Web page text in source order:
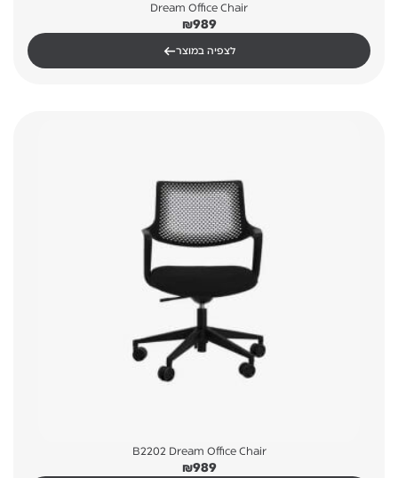
Dream Office Chair
₪989
←לצפיה במוצר
B2202 Dream Office Chair
₪989